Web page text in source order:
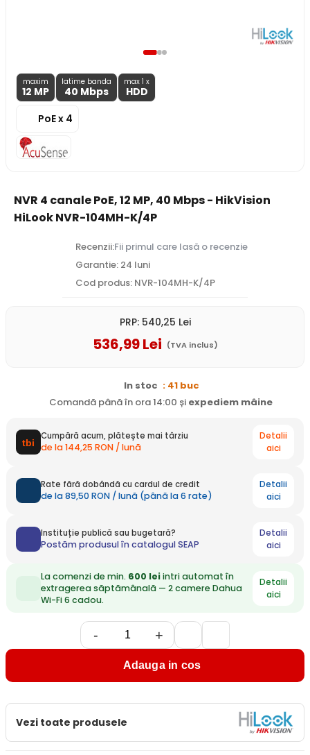
maxim
12 MP
latime banda
40 Mbps
max 1 x
HDD
PoE x 4
NVR 4 canale PoE, 12 MP, 40 Mbps - HikVision
HiLook NVR-104MH-K/4P
Recenzii:Fii primul care lasă o recenzie
Garantie: 24 luni
Cod produs: NVR-104MH-K/4P
PRP: 540,25 Lei
536,99Lei (TVA inclus)
In stoc : 41 buc
Comandă până în ora 14:00 și expediem mâine
Cumpără acum, plătește mai târziu
de la 144,25 RON / lună
Detalii
aici
Rate fără dobândă cu cardul de credit
de la 89,50 RON / lună (până la 6 rate)
Detalii
aici
Instituție publică sau bugetară?
Postăm produsul în catalogul SEAP
Detalii
aici
La comenzi de min. 600 leiintri automat în
extragerea săptămânală — 2 camere Dahua
Wi-Fi 6 cadou.
Detalii
aici
- +
Adauga in cos
Vezi toate produsele